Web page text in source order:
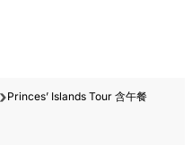
Princes’ Islands Tour 含午餐